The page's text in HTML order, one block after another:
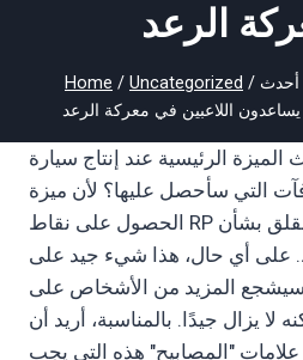
الرعد
Home / Uncategorized / أحدث
يساعدون اللاعبين في معركة الرعد
الميزة الرئيسية عند إنتاج سيارة
التي سأحصل عليها؟ لأن ميزة
الحصول على نقاط RP ضئيلة جدًا، لذا لا داعي للقلق بشأن
على أي حال، هذا شيء جيد على
سيشجع المزيد من الأشخاص على
لا يزال جيدًا. بالمناسبة، أريد أن
"المصابيح" هذه التي يجب